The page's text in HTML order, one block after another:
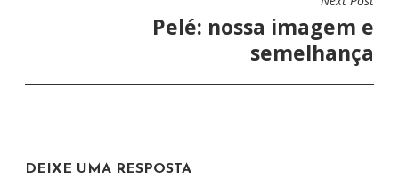
D
Pelé: nossa imagem e
semelhança
DEIXE UMA RESPOSTA